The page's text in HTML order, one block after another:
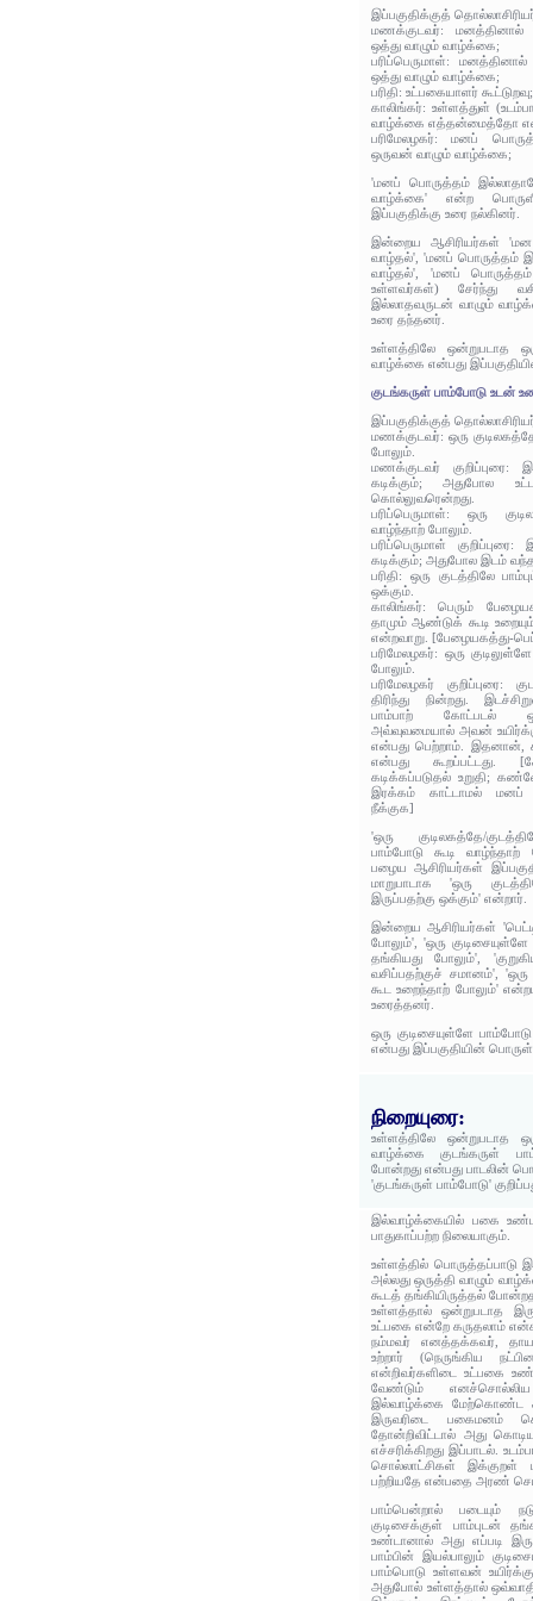
இப்பகுதிக்குத்
மணக்குடவர்: மனத்தினால்
ஒத்து வாழும் வாழ்க்கை;
பரிப்பெருமாள்:
ஒத்து வாழும் வாழ்க்கை;
பரிதி: உட்பகையாளர்
காலிங்கர்: உள்ளத்துள்
வாழ்க்கை எத்தன்மைத்தோ
பரிமேலழகர்: மனப்
ஒருவன் வாழும் வாழ்க்கை;
'மனப் பொருத்தம்
வாழ்க்கை' என்ற
இப்பகுதிக்கு உரை நல்கினர்.
இன்றைய ஆசிரியர்கள் 'மன
வாழ்தல்', 'மனப் பொருத்தம்
வாழ்தல்', 'மனப்
உள்ளவர்கள்) சேர்ந்து
இல்லாதவருடன் வாழும்
உரை தந்தனர்.
உள்ளத்திலே ஒன்றுபடாத
வாழ்க்கை என்பது
குடங்கருள் பாம்போடு உடன்
இப்பகுதிக்குத்
மணக்குடவர்: ஒரு
போலும்.
மணக்குடவர் குறிப்புரை:
கடிக்கும்; அதுபோல
கொல்லுவரென்றது.
பரிப்பெருமாள்: ஒரு
வாழ்ந்தாற் போலும்.
பரிப்பெருமாள்
கடிக்கும்; அதுபோல இடம்
பரிதி: ஒரு குடத்திலே
ஒக்கும்.
காலிங்கர்: பெரும்
தாமும் ஆண்டுக் கூடி
என்றவாறு. [பேழையகத்து-
பரிமேலழகர்: ஒரு
போலும்.
பரிமேலழகர்
திரிந்து நின்றது.
பாம்பாற் கோட்படல்
அவ்வுவமையால் அவன்
என்பது பெற்றாம்.
என்பது கூறப்பட்டது.
கடிக்கப்படுதல் உறுதி;
இரக்கம் காட்டாமல் மனப்
நீக்குக]
'ஒரு குடிலகத்தே/
பாம்போடு கூடி
பழைய ஆசிரியர்கள்
மாறுபாடாக 'ஒரு
இருப்பதற்கு ஒக்கும்' என்றார்.
இன்றைய ஆசிரியர்கள்
போலும்', 'ஒரு
தங்கியது போலும்',
வசிப்பதற்குச் சமானம்', 'ஒரு
கூட உறைந்தாற் போலும்'
உரைத்தனர்.
ஒரு குடிசையுள்ளே
என்பது இப்பகுதியின்
நிறையுரை:
உள்ளத்திலே ஒன்றுபடாத
வாழ்க்கை குடங்கருள்
போன்றது என்பது பாடலின்
'குடங்கருள் பாம்போடு'
இல்வாழ்க்கையில் பகை
பாதுகாப்பற்ற நிலையாகும்.
உள்ளத்தில் பொருத்தப்பாடு
அல்லது ஒருத்தி வாழும்
கூடத் தங்கியிருத்தல்
உள்ளத்தால் ஒன்றுபடாத
உட்பகை என்றே கருதலாம்
நம்மவர் எனத்தக்கவர்,
உற்றார் (நெருங்கிய
என்றிவர்களிடை உட்பகை
வேண்டும்
இல்வாழ்க்கை
இருவரிடை பகைமனம்
தோன்றிவிட்டால் அது
எச்சரிக்கிறது இப்பாடல்.
சொல்லாட்சிகள் இக்குறள்
பற்றியதே என்பதை அரண்
பாம்பென்றால் படையும்
குடிசைக்குள் பாம்புடன்
உண்டானால் அது எப்படி
பாம்பின் இயல்பாலும்
பாம்பொடு உள்ளவன்
அதுபோல் உள்ளத்தால்